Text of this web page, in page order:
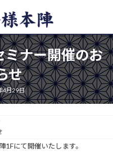
ミナー開催のお
せ
4月29日
にて開催いたします。